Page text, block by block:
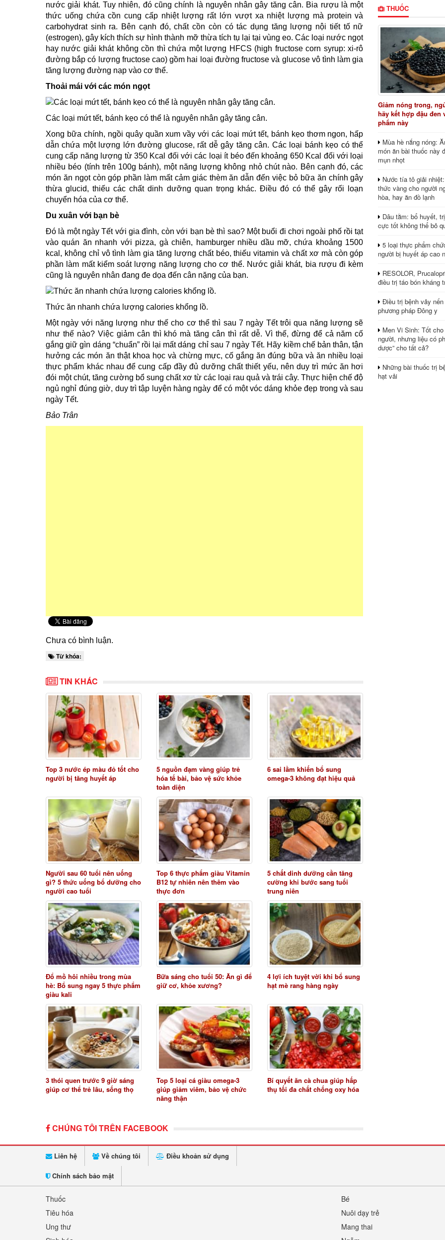
nước giải khát. Tuy nhiên, đó cũng chính là nguyên nhân gây tăng cân. Bia rượu là một
thức uống chứa cồn cung cấp nhiệt lượng rất lớn vượt xa nhiệt lượng mà protein và
carbohydrat sinh ra. Bên cạnh đó, chất cồn còn có tác dụng tăng lượng nội tiết tố nữ
(estrogen), gây kích thích sự hình thành mỡ thừa tích tụ lại tại vùng eo. Các loại nước ngọt
hay nước giải khát không cồn thì chứa một lượng HFCS (high fructose corn syrup: xi-rô
đường bắp có lượng fructose cao) gồm hai loại đường fructose và glucose vô tình làm gia
tăng lượng đường nạp vào cơ thể.
Thoải mái với các món ngọt
Các loại mứt tết, bánh kẹo có thể là nguyên nhân gây tăng cân.
Xong bữa chính, ngồi quây quần xum vầy với các loại mứt tết, bánh kẹo thơm ngon, hấp
dẫn chứa một lượng lớn đường glucose, rất dễ gây tăng cân. Các loại bánh kẹo có thể
cung cấp năng lượng từ 350 Kcal đối với các loại ít béo đến khoảng 650 Kcal đối với loại
nhiều béo (tính trên 100g bánh), một năng lượng không nhỏ chút nào. Bên cạnh đó, các
món ăn ngọt còn góp phần làm mất cảm giác thèm ăn dẫn đến việc bỏ bữa ăn chính gây
thừa glucid, thiếu các chất dinh dưỡng quan trọng khác. Điều đó có thể gây rối loạn
chuyển hóa của cơ thể.
Du xuân với bạn bè
Đó là một ngày Tết với gia đình, còn với bạn bè thì sao? Một buổi đi chơi ngoài phố rồi tạt
vào quán ăn nhanh với pizza, gà chiên, hamburger nhiều dầu mỡ, chứa khoảng 1500
kcal, không chỉ vô tình làm gia tăng lượng chất béo, thiếu vitamin và chất xơ mà còn góp
phần làm mất kiểm soát lượng năng lượng cho cơ thể. Nước giải khát, bia rượu đi kèm
cũng là nguyên nhân đang đe dọa đến cân nặng của bạn.
Thức ăn nhanh chứa lượng calories khổng lồ.
Một ngày với năng lượng như thế cho cơ thể thì sau 7 ngày Tết trôi qua năng lượng sẽ
như thế nào? Việc giảm cân thì khó mà tăng cân thì rất dễ. Vì thế, đừng để cả năm cố
gắng giữ gìn dáng “chuẩn” rồi lại mất dáng chỉ sau 7 ngày Tết. Hãy kiềm chế bản thân, tận
hưởng các món ăn thật khoa học và chừng mực, cố gắng ăn đúng bữa và ăn nhiều loại
thực phẩm khác nhau để cung cấp đầy đủ dưỡng chất thiết yếu, nên duy trì mức ăn hơi
đói một chút, tăng cường bổ sung chất xơ từ các loại rau quả và trái cây. Thực hiện chế độ
ngủ nghỉ đúng giờ, duy trì tập luyện hàng ngày để có một vóc dáng khỏe đẹp trong và sau
ngày Tết.
Bảo Trân
Chưa có bình luận.
Từ khóa:
TIN KHÁC
Top 3 nước ép màu đỏ tốt cho
người bị tăng huyết áp
5 nguồn đạm vàng giúp trẻ
hóa tế bài, bảo vệ sức khỏe
toàn diện
6 sai lầm khiến bổ sung
omega-3 không đạt hiệu quả
Người sau 60 tuổi nên uống
gì? 5 thức uống bổ dưỡng cho
người cao tuổi
Top 6 thực phẩm giàu Vitamin
B12 tự nhiên nên thêm vào
thực đơn
5 chất dinh dưỡng cần tăng
cường khi bước sang tuổi
trung niên
Đổ mồ hôi nhiều trong mùa
hè: Bổ sung ngay 5 thực phẩm
giàu kali
Bữa sáng cho tuổi 50: Ăn gì để
giữ cơ, khỏe xương?
4 lợi ích tuyệt vời khi bổ sung
hạt mè rang hàng ngày
3 thói quen trước 9 giờ sáng
giúp cơ thể trẻ lâu, sống thọ
Top 5 loại cá giàu omega-3
giúp giảm viêm, bảo vệ chức
năng thận
Bí quyết ăn cà chua giúp hấp
thụ tối đa chất chống oxy hóa
CHÚNG TÔI TRÊN FACEBOOK
THUỐC
Giảm nóng trong,
hãy kết hợp đậu đen
phẩm này
Mùa hè nắng nóng:
món ăn bài thuốc này
mụn nhọt
Nước tía tô giải
thức vàng cho người
hòa, hay ăn đồ lạnh
Dâu tằm: bổ huyết,
cực tốt không thể bỏ
5 loại thực phẩm
người bị huyết áp cao
RESOLOR,
điều trị táo bón kháng
Điều trị bệnh vảy nến
phương pháp Đông y
Men Vi Sinh: Tốt
người, nhưng liệu có
dược” cho tất cả?
Những bài thuốc trị
hạt vải
Liên hệ Về chúng tôi Điều khoản sử dụng
Chính sách bảo mật
Thuốc
Tiêu hóa
Ung thư
Bé
Nuôi dạy trẻ
Mang thai